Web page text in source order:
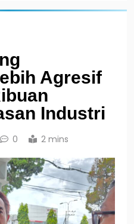
Agresif
Industri
0 2 mins